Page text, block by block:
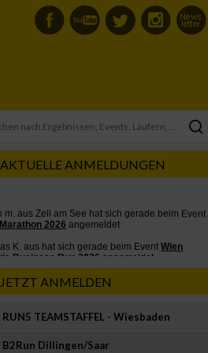
AKTUELLE ANMELDUNGEN
JETZT ANMELDEN
RUN5 TEAMSTAFFEL - Wiesbaden
B2Run Dillingen/Saar